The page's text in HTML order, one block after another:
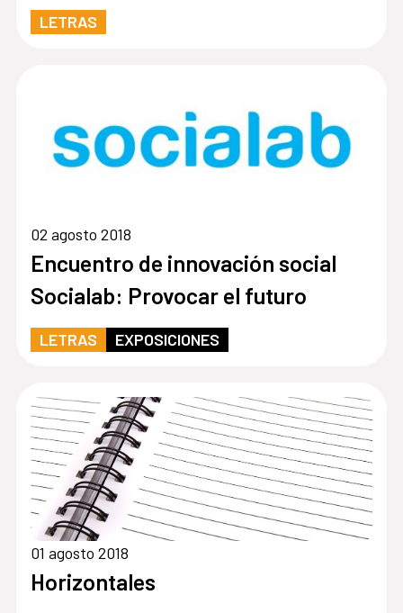
LETRAS
02 agosto 2018
Encuentro de innovación social
Socialab: Provocar el futuro
LETRAS EXPOSICIONES
01 agosto 2018
Horizontales